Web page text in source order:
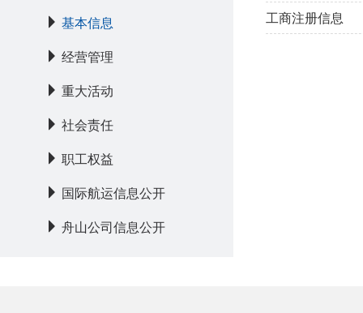
基本信息
经营管理
重大活动
社会责任
职工权益
国际航运信息公开
舟山公司信息公开
工商注册信息